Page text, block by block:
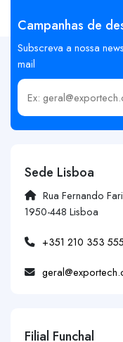
Campanhas de
Subscreva a nossa
mail
Insira o seu email
Sede Lisboa
Rua Fernando
1950-448 Lisboa
+351 210 353 555
Filial Funchal